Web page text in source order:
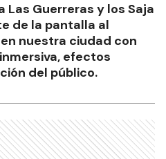
Las Guerreras y los Saja
de la pantalla al
nuestra ciudad con
efectos
del público.